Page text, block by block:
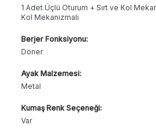
1 Adet Üçlü Oturum + Sırt ve Kol
Kol Mekanizmalı
Berjer Fonksiyonu:
Döner
Ayak Malzemesi:
Metal
Kumaş Renk Seçeneği:
Var